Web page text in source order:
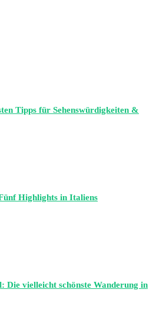
Tipps für Sehenswürdigkeiten &
Highlights in Italiens
Die vielleicht schönste Wanderung in